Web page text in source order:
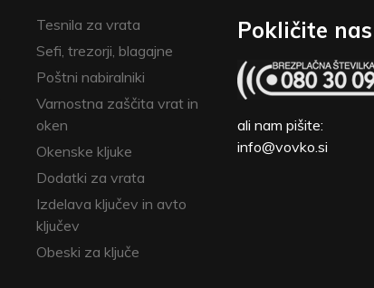
Tesnila za vrata
Sefi, trezorji, blagajne
Poštni nabiralniki
Varnostna zaščita vrat in
oken
Okenske kljuke
Dodatki za vrata
Izdelava ključev in avto
ključev
Obeski za ključe
Pokličite nas
ali nam pišite:
info@vovko.si